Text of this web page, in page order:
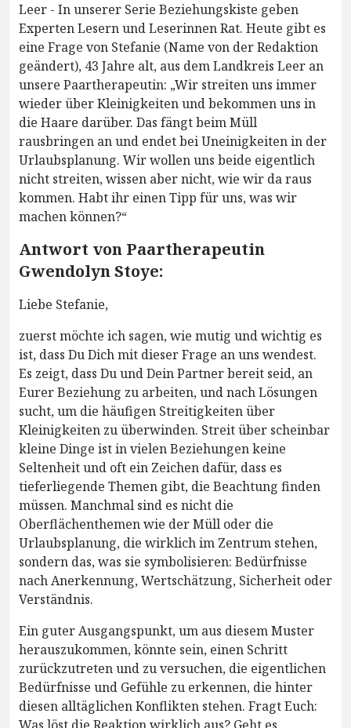
Leer - In unserer Serie Beziehungskiste geben
Experten Lesern und Leserinnen Rat. Heute gibt es
eine Frage von Stefanie (Name von der Redaktion
geändert), 43 Jahre alt, aus dem Landkreis Leer an
unsere Paartherapeutin: „Wir streiten uns immer
wieder über Kleinigkeiten und bekommen uns in
die Haare darüber. Das fängt beim Müll
rausbringen an und endet bei Uneinigkeiten in der
Urlaubsplanung. Wir wollen uns beide eigentlich
nicht streiten, wissen aber nicht, wie wir da raus
kommen. Habt ihr einen Tipp für uns, was wir
machen können?“
Antwort von Paartherapeutin
Gwendolyn Stoye:
Liebe Stefanie,
zuerst möchte ich sagen, wie mutig und wichtig es
ist, dass Du Dich mit dieser Frage an uns wendest.
Es zeigt, dass Du und Dein Partner bereit seid, an
Eurer Beziehung zu arbeiten, und nach Lösungen
sucht, um die häufigen Streitigkeiten über
Kleinigkeiten zu überwinden. Streit über scheinbar
kleine Dinge ist in vielen Beziehungen keine
Seltenheit und oft ein Zeichen dafür, dass es
tieferliegende Themen gibt, die Beachtung finden
müssen. Manchmal sind es nicht die
Oberflächenthemen wie der Müll oder die
Urlaubsplanung, die wirklich im Zentrum stehen,
sondern das, was sie symbolisieren: Bedürfnisse
nach Anerkennung, Wertschätzung, Sicherheit oder
Verständnis.
Ein guter Ausgangspunkt, um aus diesem Muster
herauszukommen, könnte sein, einen Schritt
zurückzutreten und zu versuchen, die eigentlichen
Bedürfnisse und Gefühle zu erkennen, die hinter
diesen alltäglichen Konflikten stehen. Fragt Euch: